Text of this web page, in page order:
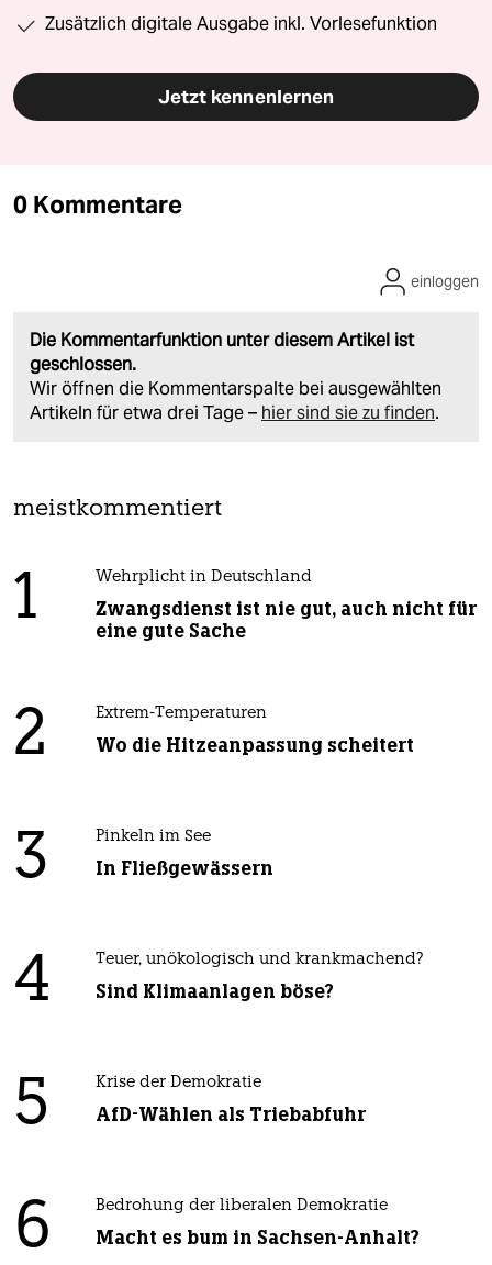
Zusätzlich digitale Ausgabe inkl. Vorlesefunktion
Jetzt kennenlernen
0 Kommentare
Die Kommentarfunktion unter diesem Artikel ist
geschlossen.
Wir öffnen die Kommentarspalte bei ausgewählten
Artikeln für etwa drei Tage – hier sind sie zu finden.
einloggen
meistkommentiert
1 Wehrplicht in Deutschland
Zwangsdienst ist nie gut, auch nicht für
eine gute Sache
2 Extrem-Temperaturen
Wo die Hitzeanpassung scheitert
3 Pinkeln im See
In Fließgewässern
4 Teuer, unökologisch und krankmachend?
Sind Klimaanlagen böse?
5 Krise der Demokratie
AfD-Wählen als Triebabfuhr
6 Bedrohung der liberalen Demokratie
Macht es bum in Sachsen-Anhalt?